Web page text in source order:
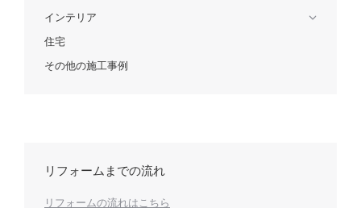
インテリア
住宅
その他の施工事例
リフォームまでの流れ
リフォームの流れはこちら